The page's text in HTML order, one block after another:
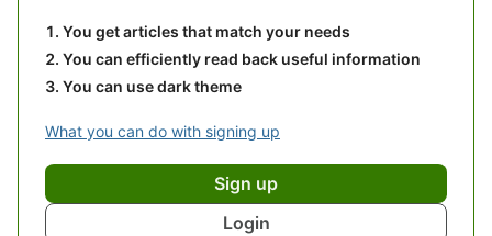
You get articles that match your needs
You can efficiently read back useful information
You can use dark theme
What you can do with signing up
Sign up
Login